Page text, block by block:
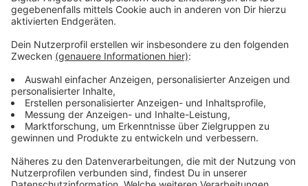
Wir verwenden einen Service eines
einzubetten. Dieser Service kann
Daten zu Ihren Aktivitäten
sammeln. Bitte lesen Sie die
Details durch und stimmen Sie der
Nutzung des Service zu, um dieses
Video anzusehen.
Mehr Informationen
Marshmello, Khalid - Numb (Official Video)